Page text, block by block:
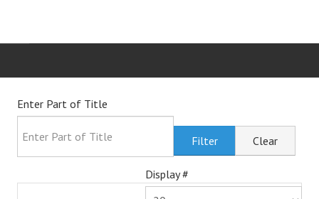
TÄTIGKEITSBEREICHE
Enter Part of Title
Filter Clear
Display #